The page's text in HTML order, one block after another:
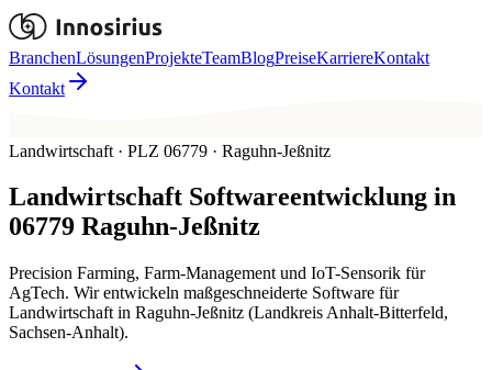
BranchenLösungenProjekteTeamBlogPreiseKarriereKontakt
Kontakt
Landwirtschaft · PLZ 06779 · Raguhn-Jeßnitz
Landwirtschaft Softwareentwicklung in
06779 Raguhn-Jeßnitz
Precision Farming, Farm-Management und IoT-Sensorik für
AgTech. Wir entwickeln maßgeschneiderte Software für
Landwirtschaft in Raguhn-Jeßnitz (Landkreis Anhalt-Bitterfeld,
Sachsen-Anhalt).